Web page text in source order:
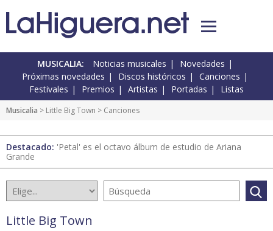
MUSICALIA: Noticias musicales
Novedades
Próximas novedades
Discos históricos
Canciones
Festivales
Premios Artistas Portadas Listas
Musicalia > Little Big Town > Canciones
Destacado: 'Petal' es el octavo álbum de estudio de Ariana
Grande
Little Big Town